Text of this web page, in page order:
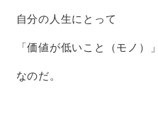
自分の人生にとって
「価値が低いこと（モノ）」
なのだ。